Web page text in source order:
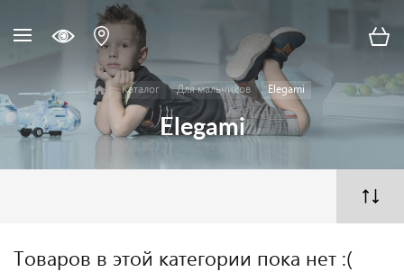
Каталог Для мальчиков Elegami
Elegami
Товаров в этой категории пока нет :(